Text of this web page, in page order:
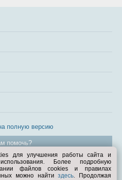
полную версию
помочь?
1998—2026
для улучшения работы сайта и
Более подробную
файлов cookies и правилах
можно найтиздесь. Продолжая